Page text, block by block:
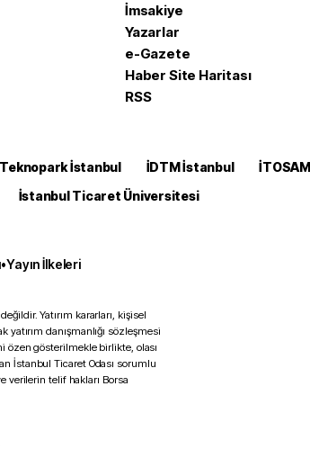
İmsakiye
Yazarlar
e-Gazete
Haber Site Haritası
RSS
Teknopark İstanbul İDTM İstanbul İTOSAM
İstanbul Ticaret Üniversitesi
•Yayın İlkeleri
Yatırım kararları, kişisel
danışmanlığı sözleşmesi
gösterilmekle birlikte, olası
İstanbul Ticaret Odası sorumlu
verilerin telif hakları Borsa